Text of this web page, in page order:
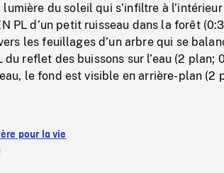
lumière du soleil qui s’infiltre à
PL d’un petit ruisseau dans la forêt
les feuillages d’un arbre qui se
du reflet des buissons sur l’eau (2 plan;
le fond est visible en arrière-plan (2
pour la vie